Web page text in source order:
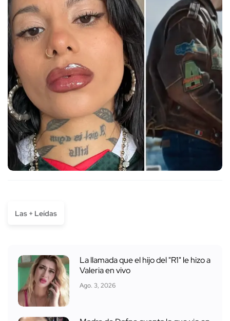
Las + Leídas
La llamada que el hijo del "R1" le hizo a
Valeria en vivo
Ago. 3, 2026